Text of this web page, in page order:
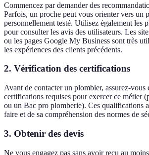
Commencez par demander des
Parfois, un proche peut vous orienter vers un
personnellement testé. Utilisez également les
pour consulter les avis des utilisateurs. Les
ou les pages Google My Business sont très
les expériences des clients précédents.
2. Vérification des certifications
Avant de contacter un plombier, assurez-vous
certifications requises pour exercer ce métier
ou un Bac pro plomberie). Ces qualifications
faire et de sa compréhension des normes de
3. Obtenir des devis
Ne vous engagez pas sans avoir reçu au